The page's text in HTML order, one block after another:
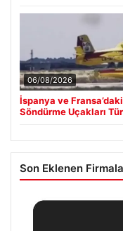
06/08/2026
İspanya ve
Söndürme Uçakları
Son Eklenen